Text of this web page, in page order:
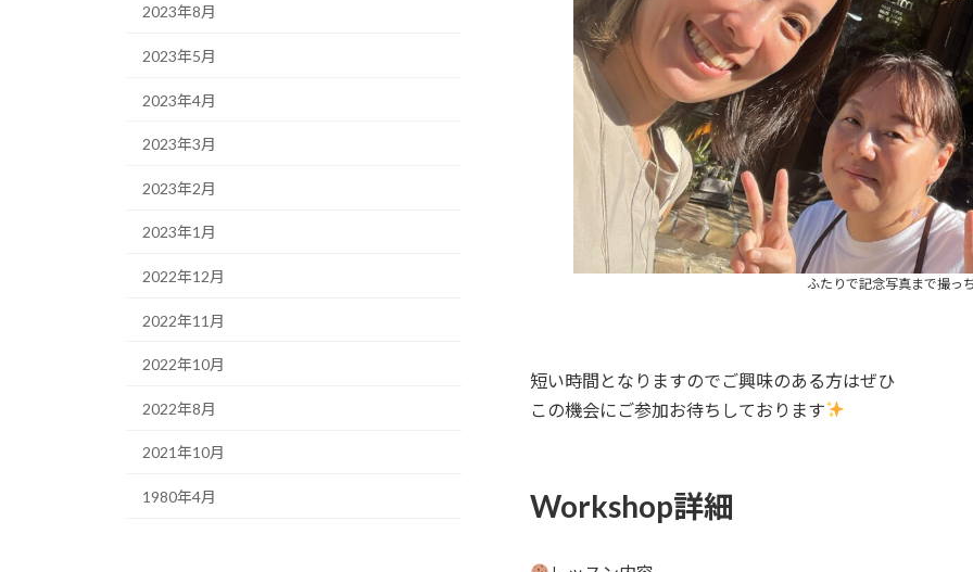
ふたりで記念写真まで撮っ
短い時間となりますのでご興味のある方はぜひ
この機会にご参加お待ちしております
Workshop詳細
2023年8月
2023年5月
2023年4月
2023年3月
2023年2月
2023年1月
2022年12月
2022年11月
2022年10月
2022年8月
2021年10月
1980年4月